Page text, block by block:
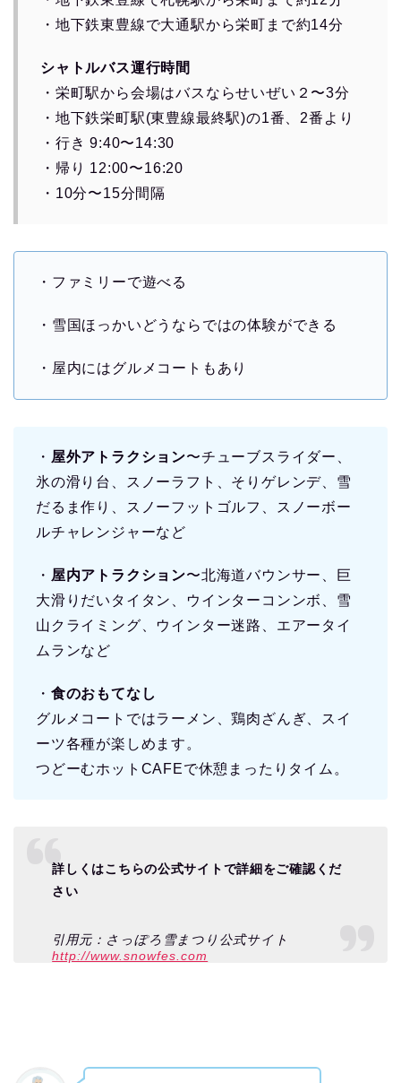
・地下鉄東豊線で大通駅から栄町まで約14分
シャトルバス運行時間
・栄町駅から会場はバスならせいぜい２〜3分
・地下鉄栄町駅(東豊線最終駅)の1番、2番より
・行き 9:40〜14:30
・帰り 12:00〜16:20
・10分〜15分間隔
・ファミリーで遊べる
・雪国ほっかいどうならではの体験ができる
・屋内にはグルメコートもあり
・ 屋外アトラクション〜チューブスライダー、
氷の滑り台、スノーラフト、そりゲレンデ、雪
だるま作り、スノーフットゴルフ、スノーボー
ルチャレンジャーなど
・ 屋内アトラクション〜北海道バウンサー、巨
大滑りだいタイタン、ウインターコンンボ、雪
山クライミング、ウインター迷路、エアータイ
ムランなど
・ 食のおもてなし
グルメコートではラーメン、鶏肉ざんぎ、スイ
ーツ各種が楽しめます。
つどーむホットCAFEで休憩まったりタイム。
詳しくはこちらの公式サイトで詳細をご確認くだ
さい
引用元：さっぽろ雪まつり公式サイト
http://www.snowfes.com